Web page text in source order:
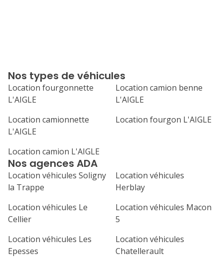
24 25 26
septembre 2026
1
7 8 9 10
23
28 29 30
Nos agences ADA
Location véhicules Soligny
la Trappe
Location véhicules
Herblay
Location véhicules Le
Cellier
Location véhicules Macon
5
Location véhicules Les
Epesses
Location véhicules
Chatellerault
Nos types de véhicules
Location fourgonnette
L'AIGLE
Location camion benne
L'AIGLE
Location camionnette
L'AIGLE
Location fourgon L'AIGLE
Location camion L'AIGLE